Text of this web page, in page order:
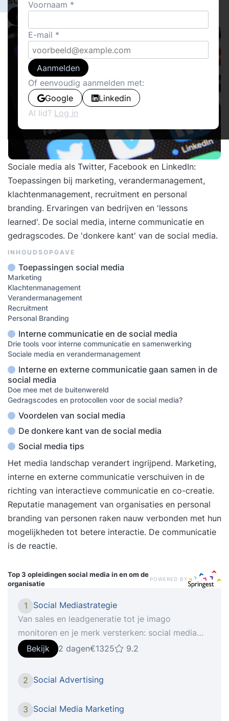
Sociale media als Twitter, Facebook en LinkedIn:
Toepassingen bij marketing, verandermanagement,
klachtenmanagement, recruitment en personal
branding. Ervaringen van bedrijven en 'lessons
learned'. De social media, interne communicatie en
gedragscodes. De 'donkere kant' van de social media.
INHOUDSOPGAVE
Toepassingen social media
Marketing
Klachtenmanagement
Verandermanagement
Recruitment
Personal Branding
Interne communicatie en de social media
Drie tools voor interne communicatie en samenwerking
Sociale media en verandermanagement
Interne en externe communicatie gaan samen in de
social media
Doe mee met de buitenwereld
Gedragscodes en protocollen voor de social media?
Voordelen van social media
De donkere kant van de social media
Social media tips
Het media landschap verandert ingrijpend. Marketing,
interne en externe communicatie verschuiven in de
richting van interactieve communicatie en co-creatie.
Reputatie management van organisaties en personal
branding van personen raken nauw verbonden met hun
mogelijkheden tot betere interactie. De communicatie
is de reactie.
Top 3 opleidingensocial media in en om de
organisatie
POWERED BY
1
Social Mediastrategie
Van sales en leadgeneratie tot je imago
monitoren en je merk versterken: social media
bieden enorm veel marketing- en
communicatiemogelijkheden. Maar hoe ontwikkel
hoe voer je deze uit? Tijdens de tweedaagse
met jouw social mediadoelen: eerst definieer je
Bekijk 2 dagen€1325 9.2
2 Social Advertising
3 Social Media Marketing
Voornaam
E-mail
Aanmelden
Of eenvoudig aanmelden met:
Google
Linkedin
Al lid? Log in